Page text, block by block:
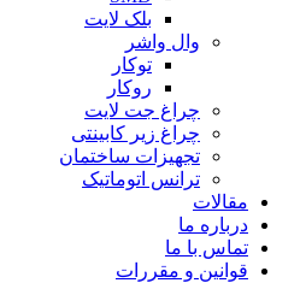
بلک لایت
وال واشر
توکار
روکار
چراغ جت لایت
چراغ زیر کابینتی
تجهیزات ساختمان
ترانس اتوماتیک
مقالات
درباره ما
تماس با ما
قوانین و مقررات